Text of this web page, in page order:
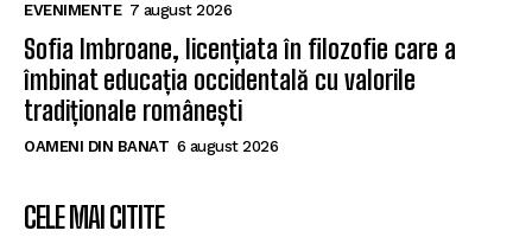
EVENIMENTE 7 august 2026
Sofia Imbroane, licențiata în filozofie care a
îmbinat educația occidentală cu valorile
tradiționale românești
OAMENI DIN BANAT 6 august 2026
CELE MAI CITITE